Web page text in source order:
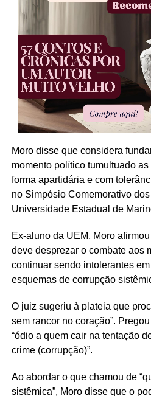
Moro disse que considera
momento político tumultuado
forma apartidária e com
no Simpósio Comemorativo
Universidade Estadual de
Ex-aluno da UEM, Moro
deve desprezar o combate aos
continuar sendo intolerantes
esquemas de corrupção
O juiz sugeriu à plateia que
sem rancor no coração”.
“ódio a quem cair na tentação
crime (corrupção)”.
Ao abordar o que chamou de
sistêmica”, Moro disse que o